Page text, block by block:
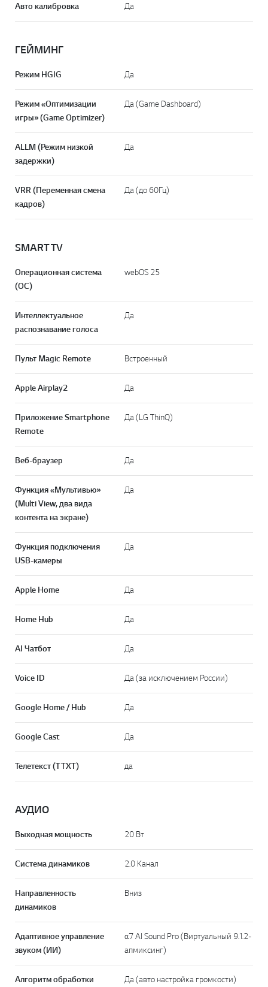
Авто калибровка Да
ГЕЙМИНГ
Режим HGIG Да
Режим «Оптимизации
игры» (Game Optimizer)
Да (Game Dashboard)
ALLM (Режим низкой
задержки)
Да
VRR (Переменная смена
кадров)
Да (до 60Гц)
SMART TV
Операционная система
(ОС)
webOS 25
Интеллектуальное
распознавание голоса
Да
Пульт Magic Remote Встроенный
Apple Airplay2 Да
Приложение Smartphone
Remote
Да (LG ThinQ)
Веб-браузер Да
Функция «Мультивью»
(Multi View, два вида
контента на экране)
Да
Функция подключения
USB-камеры
Да
Apple Home Да
Home Hub Да
AI Чатбот Да
Voice ID Да (за исключением России)
Google Home / Hub Да
Google Cast Да
Телетекст (TTXT) да
АУДИО
Выходная мощность 20 Вт
Система динамиков 2.0 Канал
Направленность
динамиков
Вниз
Адаптивное управление
звуком (ИИ)
α7 AI Sound Pro (Виртуальный 9.1.2-
апмиксинг)
Алгоритм обработки
Да (авто настройка громкости)